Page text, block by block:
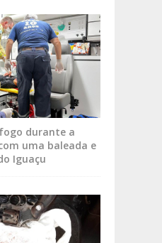
durante a
uma baleada e
Iguaçu